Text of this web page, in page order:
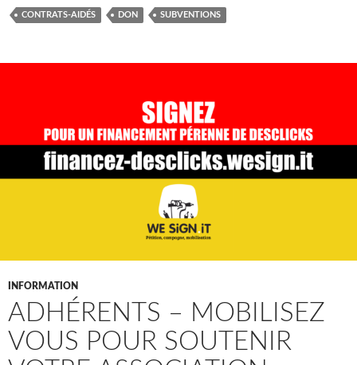
CONTRATS-AIDÉS DON SUBVENTIONS
INFORMATION
ADHÉRENTS – MOBILISEZ
VOUS POUR SOUTENIR